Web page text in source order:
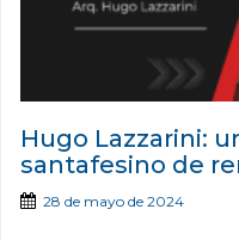
Hugo Lazzarini:
santafesino de
28 de mayo de 2024